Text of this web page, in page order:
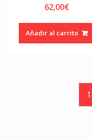
62,00€
Añadir al carrito
1